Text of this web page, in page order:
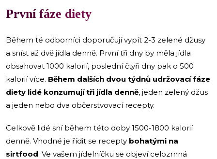
První fáze diety
Během té odborníci doporučují vypít 2-3 zelené džusy
a sníst až dvě jídla denně. První tři dny by měla jídla
obsahovat 1000 kalorií, poslední čtyři dny pak o 500
kalorií více. Během dalších dvou týdnů udržovací fáze
diety lidé konzumují tři jídla denně, jeden zelený džus
a jeden nebo dva občerstvovací recepty.
Celkově lidé sní během této doby 1500-1800 kalorií
denně. Vhodné je řídit se recepty bohatými na
sirtfood. Ve vašem jídelníčku se objeví celozrnná